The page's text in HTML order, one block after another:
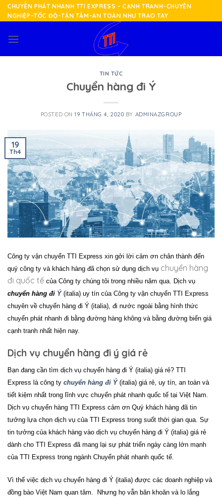
Skip
to
CHUYỂN PHÁT NHANH TTI EXPRESS - CẠNH TRANH-CHUYÊN
NGHIỆP-TỐC ĐỘ-TẬN TÂM-AN TOÀN NHƯ TRAO TAY
TIN TỨC
Chuyển hàng đi Ý
POSTED ON19 THÁNG 4, 2020 BY ADMINAZGROUP
19
Th4
Công ty vận chuyển TTI Express xin gởi lời cảm ơn chân thành đến
quý công ty và khách hàng đã chọn sử dụng dịch vụ chuyển hàng
đi quốc tế của Công ty chúng tôi trong nhiều năm qua. Dịch vụ
chuyển hàng đi Ý(italia) uy tín của Công ty vận chuyển TTI Express
chuyên về chuyển hàng đi Ý (italia) , đi nước ngoài bằng hình thức
chuyển phát nhanh đi bằng đường hàng không và bằng đường biển giá
cạnh tranh nhất hiện nay.
Dịch vụ chuyển hàng đi ý giá rẻ
Bạn đang cần tìm dịch vụ chuyển hàng đi Ý (italia) giá rẻ? TTI
Express là công ty chuyển hàng đi Ý(italia) giá rẻ, uy tín, an toàn và
tiết kiệm nhất trong lĩnh vực chuyển phát nhanh quốc tế tại Việt Nam.
Dịch vụ chuyển hàng TTI Express cảm ơn Quý khách hàng đã tin
tưởng lựa chọn dịch vụ của TTI Express trong suốt thời gian qua. Sự
tin tưởng của khách hàng vào dịch vụ chuyển hàng đi Ý (italia) giá rẻ
dành cho TTI Express đã mang lại sự phát triển ngày càng lớn mạnh
của TTI Express trong ngành Chuyển phát nhanh quốc tế.
Vì thế việc dịch vụ chuyển hàng đi Ý (italia) được các doanh nghiệp và
đồng bào Việt Nam quan tâm. Nhưng họ vẫn băn khoăn và lo lắng